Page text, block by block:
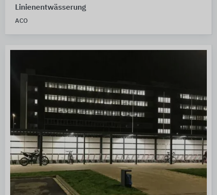
Linienentwässerung
ACO